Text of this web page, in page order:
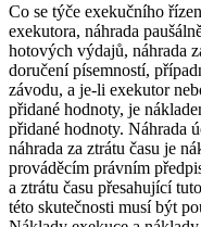
Co se týče exekučního
exekutora, náhrada
hotových výdajů, náhrada
doručení písemností,
závodu, a je-li exekutor
přidané hodnoty, je
přidané hodnoty. Náhrada
náhrada za ztrátu času je
prováděcím právním
a ztrátu času přesahující
této skutečnosti musí být